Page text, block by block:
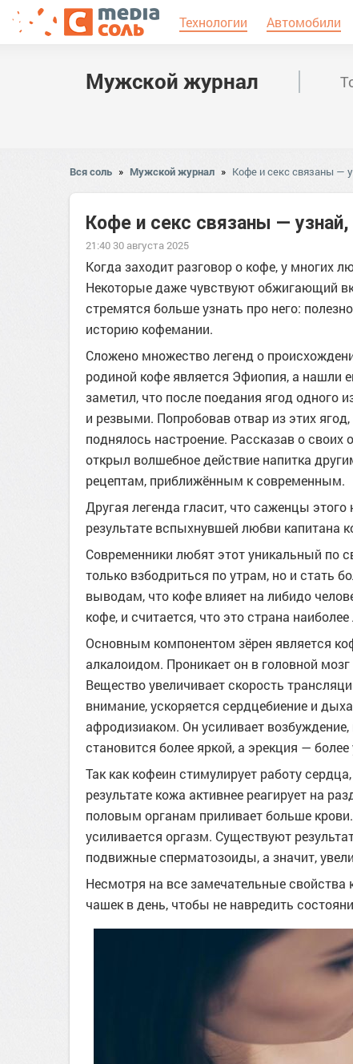
Технологии Автомобили
Мужской журнал
Вся соль » Мужской журнал » Кофе и секс связаны —
Кофе и секс связаны — узнай,
21:40 30 августа 2025
Когда заходит разговор о кофе, у многих
Некоторые даже чувствуют обжигающий
стремятся больше узнать про него:
историю кофемании.
Сложено множество легенд о
родиной кофе является Эфиопия, а нашли
заметил, что после поедания ягод одного
и резвыми. Попробовав отвар из этих
поднялось настроение. Рассказав о
открыл волшебное действие напитка
рецептам, приближённым к современным.
Другая легенда гласит, что саженцы
результате вспыхнувшей любви капитана
Современники любят этот уникальный по
только взбодриться по утрам, но и стать
выводам, что кофе влияет на либидо
кофе, и считается, что это страна
Основным компонентом зёрен является
алкалоидом. Проникает он в головной
Вещество увеличивает скорость
внимание, ускоряется сердцебиение и
афродизиаком. Он усиливает
становится более яркой, а эрекция —
Так как кофеин стимулирует работу
результате кожа активнее реагирует на
половым органам приливает больше
усиливается оргазм. Существуют
подвижные сперматозоиды, а значит,
Несмотря на все замечательные свойства
чашек в день, чтобы не навредить